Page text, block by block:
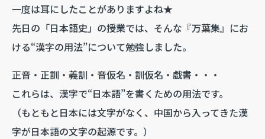
一度は耳にしたことがありますよね★
先日の「日本語史」の授業では、そんな『万葉集』にお
ける“漢字の用法”について勉強しました。
正音・正訓・義訓・音仮名・訓仮名・戯書・・・
これらは、漢字で“日本語”を書くための用法です。
（もともと日本には文字がなく、中国から入ってきた漢
字が日本語の文字の起源です。）